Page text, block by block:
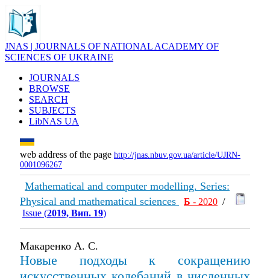
JNAS | JOURNALS OF NATIONAL ACADEMY OF
SCIENCES OF UKRAINE
JOURNALS
BROWSE
SEARCH
SUBJECTS
LibNAS UA
web address of the page http://jnas.nbuv.gov.ua/article/UJRN-
0001096267
Mathematical and computer modelling. Series:
Physical and mathematical sciences
Б - 2020 /
Issue (2019, Вип. 19)
Макаренко А. С.
Новые подходы к сокращению